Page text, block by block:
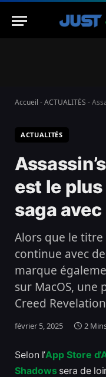
Accueil -ACTUALITÉS -
ACTUALITÉS
est le
saga avec
Alors que le
continue avec
marque
sur MacOS, une
Creed
février 5, 2025 2
Selon l’App Store
Shadows sera de